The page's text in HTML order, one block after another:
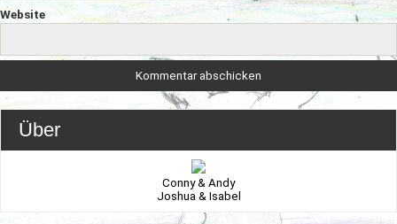
Website
Über
Conny & Andy
Joshua & Isabel